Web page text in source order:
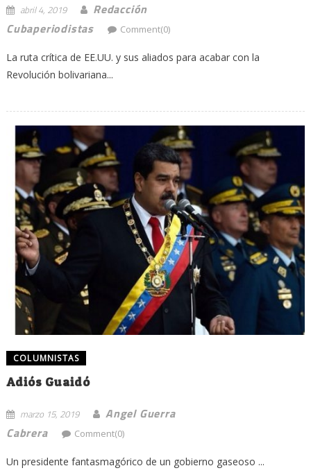
abril 4, 2019
Redacción
Cubaperiodistas
Comment(0)
La ruta crítica de EE.UU. y sus aliados para acabar con la
Revolución bolivariana...
COLUMNISTAS
Adiós Guaidó
marzo 15, 2019
Angel Guerra
Cabrera
Comment(0)
Un presidente fantasmagórico de un gobierno gaseoso ...